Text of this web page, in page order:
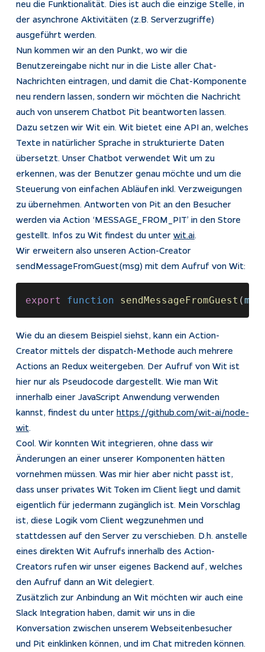
neu die Funktionalität. Dies ist auch die einzige Stelle, in
der asynchrone Aktivitäten (z.B. Serverzugriffe)
ausgeführt werden.
Nun kommen wir an den Punkt, wo wir die
Benutzereingabe nicht nur in die Liste aller Chat-
Nachrichten eintragen, und damit die Chat-Komponente
neu rendern lassen, sondern wir möchten die Nachricht
auch von unserem Chatbot Pit beantworten lassen.
Dazu setzen wir Wit ein. Wit bietet eine API an, welches
Texte in natürlicher Sprache in strukturierte Daten
übersetzt. Unser Chatbot verwendet Wit um zu
erkennen, was der Benutzer genau möchte und um die
Steuerung von einfachen Abläufen inkl. Verzweigungen
zu übernehmen. Antworten von Pit an den Besucher
werden via Action ‘MESSAGE_FROM_PIT’ in den Store
gestellt. Infos zu Wit findest du unter wit.ai.
Wir erweitern also unseren Action-Creator
sendMessageFromGuest(msg) mit dem Aufruf von Wit:
export function sendMessageFromGuest (msg
Wie du an diesem Beispiel siehst, kann ein Action-
Creator mittels der dispatch-Methode auch mehrere
Actions an Redux weitergeben. Der Aufruf von Wit ist
hier nur als Pseudocode dargestellt. Wie man Wit
innerhalb einer JavaScript Anwendung verwenden
kannst, findest du unter https://github.com/wit-ai/node-
wit.
Cool. Wir konnten Wit integrieren, ohne dass wir
Änderungen an einer unserer Komponenten hätten
vornehmen müssen. Was mir hier aber nicht passt ist,
dass unser privates Wit Token im Client liegt und damit
eigentlich für jedermann zugänglich ist. Mein Vorschlag
ist, diese Logik vom Client wegzunehmen und
stattdessen auf den Server zu verschieben. D.h. anstelle
eines direkten Wit Aufrufs innerhalb des Action-
Creators rufen wir unser eigenes Backend auf, welches
den Aufruf dann an Wit delegiert.
Zusätzlich zur Anbindung an Wit möchten wir auch eine
Slack Integration haben, damit wir uns in die
Konversation zwischen unserem Webseitenbesucher
und Pit einklinken können, und im Chat mitreden können.